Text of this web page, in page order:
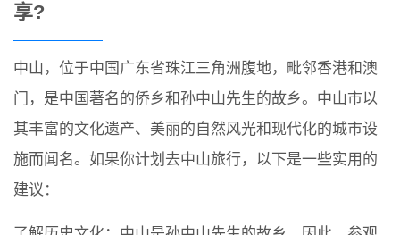
享?
中山，位于中国广东省珠江三角洲腹地，毗邻香港和澳
门，是中国著名的侨乡和孙中山先生的故乡。中山市以
其丰富的文化遗产、美丽的自然风光和现代化的城市设
施而闻名。如果你计划去中山旅行，以下是一些实用的
建议：